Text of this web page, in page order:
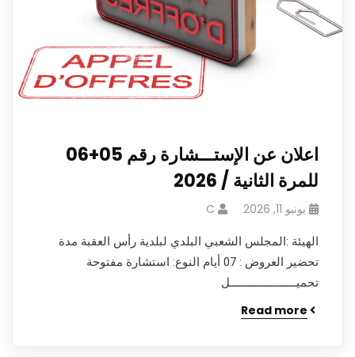
اعلان عن الإستـــشارة رقم 05+06
للمرة الثانية / 2026
يونيو 11, 2026 C
الهيئة :المجلس الشعبي البلدي لبلدية رأس العقبة مدة
تحضير العروض : 07 أيام النوع: استشارة مفتوحة
تحميـــــــــــــــــــــل
Read more